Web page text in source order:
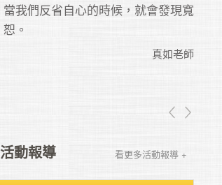
當我們反省自心的時候，就會發現寬
恕。
真如老師現不
活動報導 看更多活動報導 +